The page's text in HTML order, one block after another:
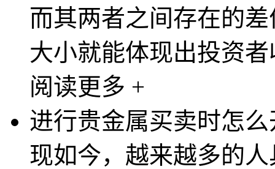
而其两者之间存在的
大小就能体现出投资
阅读更多 +
进行贵金属买卖时怎
现如今，越来越多的